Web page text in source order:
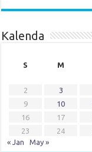
Kalenda
S
M
2
3
9
10
16
17
23
24
« Jan
May »